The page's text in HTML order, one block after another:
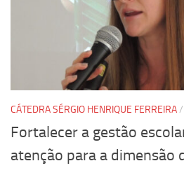
Polo Ribeirão Preto
Estrutura do polo
Espaço de Eventos
Projetos
Ciência com Pipoca
Ciência Por Elas
CÁTEDRA SÉRGIO HENRIQUE FERREIRA/
Fortalecer a gestão
atenção para a dimensão